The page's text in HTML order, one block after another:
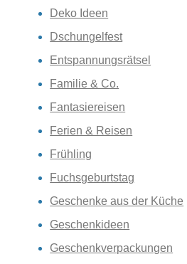
Deko Ideen
Dschungelfest
Entspannungsrätsel
Familie & Co.
Fantasiereisen
Ferien & Reisen
Frühling
Fuchsgeburtstag
Geschenke aus der Küche
Geschenkideen
Geschenkverpackungen